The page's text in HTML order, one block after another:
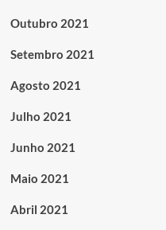
Outubro 2021
Setembro 2021
Agosto 2021
Julho 2021
Junho 2021
Maio 2021
Abril 2021